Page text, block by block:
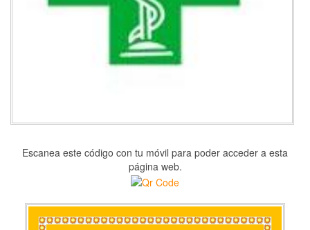
Escanea este código con tu móvil para poder acceder a esta
página web.